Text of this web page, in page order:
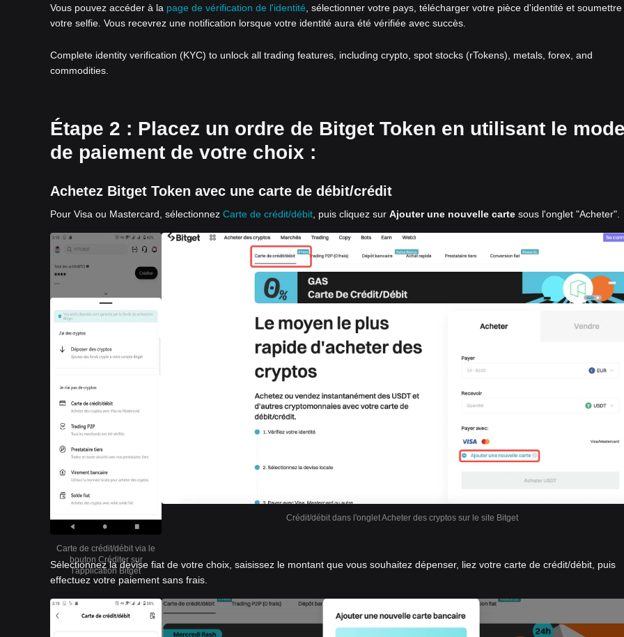
Vous pouvez accéder à la page de vérification de l'identité , sélectionner votre pays, télécharger votre pièce d'identité et soumettre
votre selfie. Vous recevrez une notification lorsque votre identité aura été vérifiée avec succès.
Complete identity verification (KYC) to unlock all trading features, including crypto, spot stocks (rTokens), metals, forex, and
commodities.
Étape 2 : Placez un ordre de Bitget Token en utilisant le
de paiement de votre choix :
Achetez Bitget Token avec une carte de débit/crédit
Pour Visa ou Mastercard, sélectionnez Carte de crédit/débit , puis cliquez sur Ajouter une nouvelle carte sous l'onglet "Acheter".
Carte de crédit/débit via le
bouton Créditer sur
l'application Bitget
Crédit/débit dans l'onglet Acheter des cryptos sur le site Bitget
Sélectionnez la devise fiat de votre choix, saisissez le montant que vous souhaitez dépenser, liez votre carte de crédit/débit, puis
effectuez votre paiement sans frais.